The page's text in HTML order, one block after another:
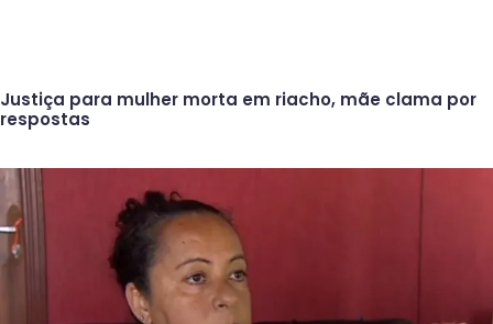
Justiça para mulher morta em riacho, mãe clama por
respostas